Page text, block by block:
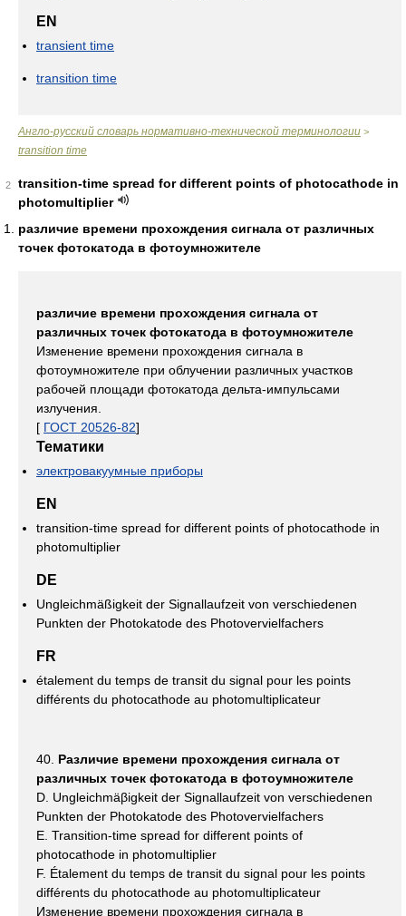
EN
transient time
transition time
Англо-русский словарь нормативно-технической терминологии >
transition time
2
transition-time spread for different points of photocathode in
photomultiplier
различие времени прохождения сигнала от различных
точек фотокатода в фотоумножителе
различие времени прохождения сигнала от
различных точек фотокатода в фотоумножителе
Изменение времени прохождения сигнала в
фотоумножителе при облучении различных участков
рабочей площади фотокатода дельта-импульсами
излучения.
[ ГОСТ 20526-82]
Тематики
электровакуумные приборы
EN
transition-time spread for different points of photocathode in
photomultiplier
DE
Ungleichmäßigkeit der Signallaufzeit von verschiedenen
Punkten der Photokatode des Photovervielfachers
FR
étalement du temps de transit du signal pour les points
différents du photocathode au photomultiplicateur
40. Различие времени прохождения сигнала от
различных точек фотокатода в фотоумножителе
D. Ungleichmäβigkeit der Signallaufzeit von verschiedenen
Punkten der Photokatode des Photovervielfachers
E. Transition-time spread for different points of
photocathode in photomultiplier
F. Étalement du temps de transit du signal pour les points
différents du photocathode au photomultiplicateur
Изменение времени прохождения сигнала в